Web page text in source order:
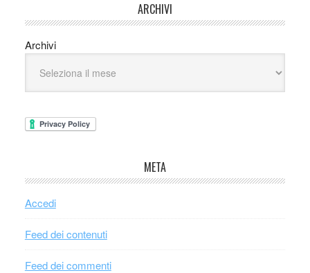
ARCHIVI
Archivi
META
Accedi
Feed dei contenuti
Feed dei commenti